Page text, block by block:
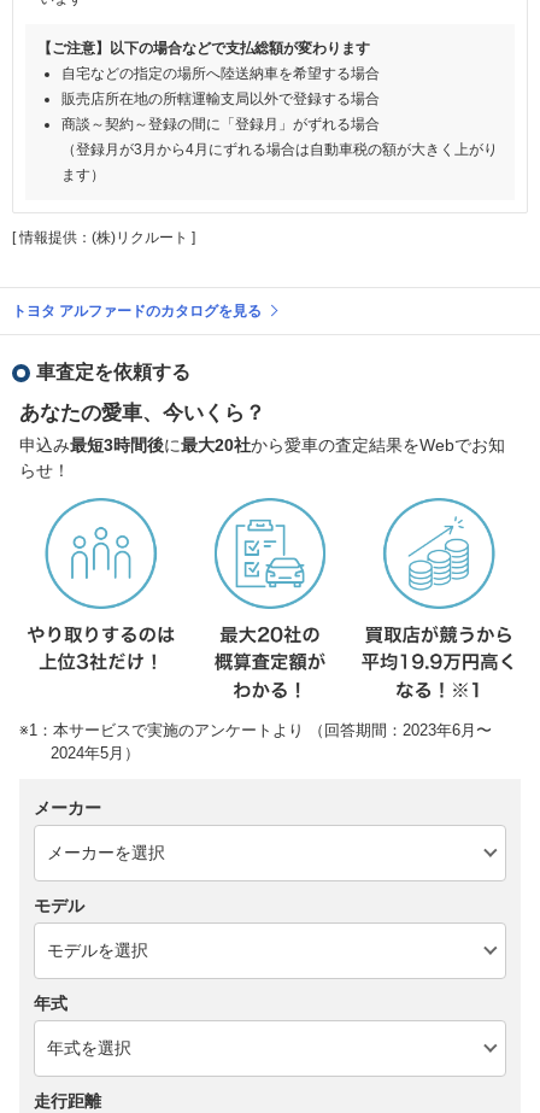
【ご注意】以下の場合などで支払総額が変わります
自宅などの指定の場所へ陸送納車を希望する場合
販売店所在地の所轄運輸支局以外で登録する場合
商談～契約～登録の間に「登録月」がずれる場合
（登録月が3月から4月にずれる場合は自動車税の額が大きく上がり
ます）
[ 情報提供：(株)リクルート ]
トヨタ アルファードのカタログを見る
車査定を依頼する
あなたの愛車、今いくら？
申込み最短3時間後に最大20社から愛車の査定結果をWebでお知
らせ！
※1：本サービスで実施のアンケートより （回答期間：2023年6月〜
2024年5月）
メーカー
モデル
年式
走行距離